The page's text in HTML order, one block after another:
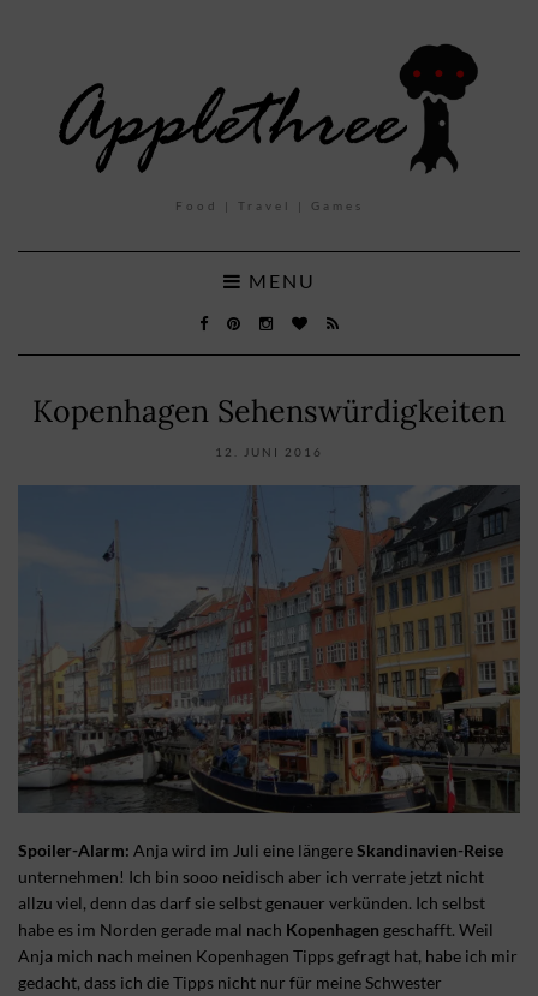
Food | Travel | Games
MENU
Kopenhagen Sehenswürdigkeiten
12. JUNI 2016
Spoiler-Alarm: Anja wird im Juli eine längereSkandinavien-Reise
unternehmen! Ich bin sooo neidisch aber ich verrate jetzt nicht
allzu viel, denn das darf sie selbst genauer verkünden. Ich selbst
habe es im Norden gerade mal nach Kopenhagen geschafft. Weil
Anja mich nach meinen Kopenhagen Tipps gefragt hat, habe ich mir
gedacht, dass ich die Tipps nicht nur für meine Schwester